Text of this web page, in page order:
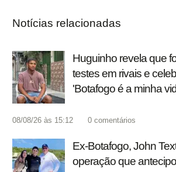
Notícias relacionadas
Huguinho revela que
testes em rivais e
'Botafogo é a minha
08/08/26 às 15:12 0 comentários
Ex-Botafogo, John
operação que